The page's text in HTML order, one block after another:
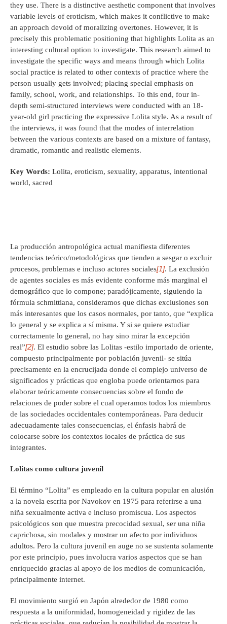
they use. There is a distinctive aesthetic component that involves
variable levels of eroticism, which makes it conflictive to make
an approach devoid of moralizing overtones. However, it is
precisely this problematic positioning that highlights Lolita as an
interesting cultural option to investigate. This research aimed to
investigate the specific ways and means through which Lolita
social practice is related to other contexts of practice where the
person usually gets involved; placing special emphasis on
family, school, work, and relationships. To this end, four in-
depth semi-structured interviews were conducted with an 18-
year-old girl practicing the expressive Lolita style. As a result of
the interviews, it was found that the modes of interrelation
between the various contexts are based on a mixture of fantasy,
dramatic, romantic and realistic elements.
Key Words: Lolita, eroticism, sexuality, apparatus, intentional
world, sacred
La producción antropológica actual manifiesta diferentes
tendencias teórico/metodológicas que tienden a sesgar o excluir
procesos, problemas e incluso actores sociales[1]. La exclusión
de agentes sociales es más evidente conforme más marginal el
demográfico que lo compone; paradójicamente, siguiendo la
fórmula schmittiana, consideramos que dichas exclusiones son
más interesantes que los casos normales, por tanto, que “explica
lo general y se explica a sí misma. Y si se quiere estudiar
correctamente lo general, no hay sino mirar la excepción
real”[2]. El estudio sobre las Lolitas -estilo importado de oriente,
compuesto principalmente por población juvenil- se sitúa
precisamente en la encrucijada donde el complejo universo de
significados y prácticas que engloba puede orientarnos para
elaborar teóricamente consecuencias sobre el fondo de
relaciones de poder sobre el cual operamos todos los miembros
de las sociedades occidentales contemporáneas. Para deducir
adecuadamente tales consecuencias, el énfasis habrá de
colocarse sobre los contextos locales de práctica de sus
integrantes.
Lolitas como cultura juvenil
El término “Lolita” es empleado en la cultura popular en alusión
a la novela escrita por Navokov en 1975 para referirse a una
niña sexualmente activa e incluso promiscua. Los aspectos
psicológicos son que muestra precocidad sexual, ser una niña
caprichosa, sin modales y mostrar un afecto por individuos
adultos. Pero la cultura juvenil en auge no se sustenta solamente
por este principio, pues involucra varios aspectos que se han
enriquecido gracias al apoyo de los medios de comunicación,
principalmente internet.
El movimiento surgió en Japón alrededor de 1980 como
respuesta a la uniformidad, homogeneidad y rigidez de las